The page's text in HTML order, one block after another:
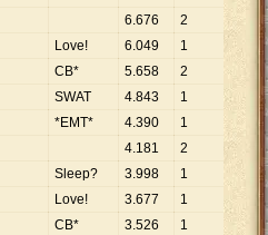
6.676
2
Love! 6.049
1
CB* 5.658
2
SWAT 4.843
1
*EMT* 4.390
1
4.181
2
Sleep? 3.998
1
Love! 3.677
1
CB* 3.526
1